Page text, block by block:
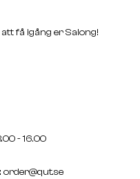
få igång er Salong!
- 16.00
order@qut.se